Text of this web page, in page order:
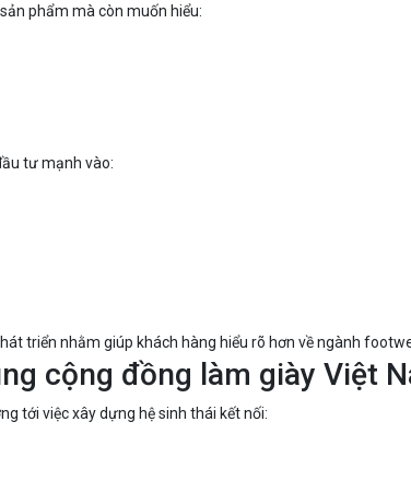
phẩm mà còn muốn hiểu:
tư mạnh vào:
triển nhằm giúp khách hàng hiểu rõ hơn về ngành
cộng đồng làm giày Việt
tới việc xây dựng hệ sinh thái kết nối: